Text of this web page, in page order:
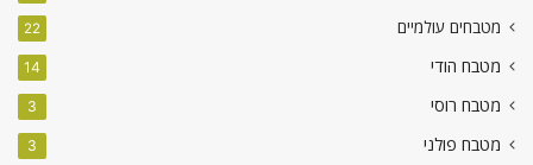
מטבחים עולמיים 22
מטבח הודי 14
מטבח רוסי 3
מטבח פולני 3